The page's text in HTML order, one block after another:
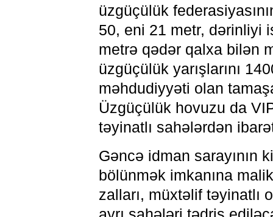
üzgüçülük
50, eni 21 metr, dərinliyi
metrə qədər qalxa bilən
üzgüçülük yarışlarını
məhdudiyyəti olan
Üzgüçülük hovuzu da
təyinatlı sahələrdən
Gəncə idman sarayının
bölünmək imkanına
zalları, müxtəlif təyinatlı